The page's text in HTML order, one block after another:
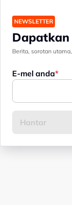
NEWSLETTER
Berita, sorotan
E-mel anda